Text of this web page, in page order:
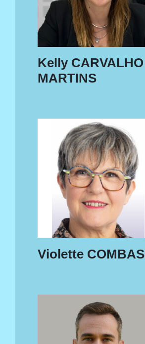
Kelly CARVALHO
MARTINS
Violette COMBAS